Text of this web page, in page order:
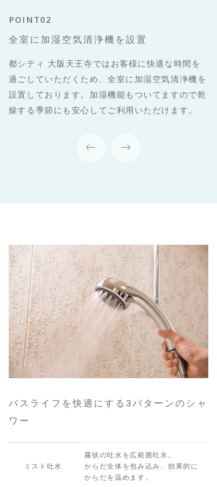
POINT01
清潔な純白のシーツでくるんだ羽毛掛け
都シティ 大阪天王寺ではお客様により心地よく
お休みいただくため、清潔な純白のシーツでくる
んだ羽毛掛け布団を使用し、快眠をサポート。
POINT02
全室に加湿空気清浄機を設置
都シティ 大阪天王寺ではお客様に快適な時間を
過ごしていただくため、全室に加湿空気清浄機を
設置しております。加湿機能もついてますので乾
燥する季節にも安心してご利用いただけます。
POINT03
無料インターネット回線
無料インターネット回線を完備(Wi-fi・有線）し
ています。
バスライフを快適にする3パターンのシャ
ワー
ミスト吐水
霧状の吐水を広範囲吐水。
からだ全体を包み込み、効果的に
からだを温めます。